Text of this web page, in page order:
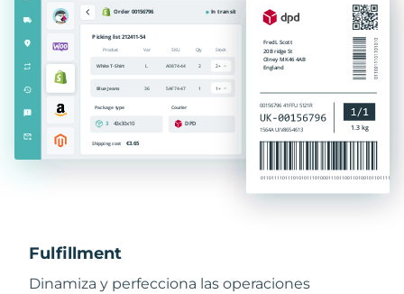
Fulfillment
Dinamiza y perfecciona las operaciones